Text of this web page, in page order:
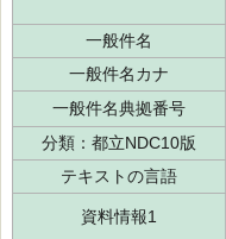
一般件名
一般件名カナ
一般件名典拠番号
分類：都立NDC10版
テキストの言語
資料情報1